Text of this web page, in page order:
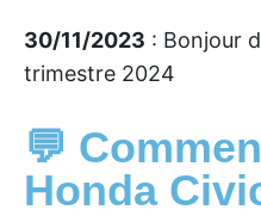
30/11/2023 : Bonjour
trimestre 2024
💬
Honda